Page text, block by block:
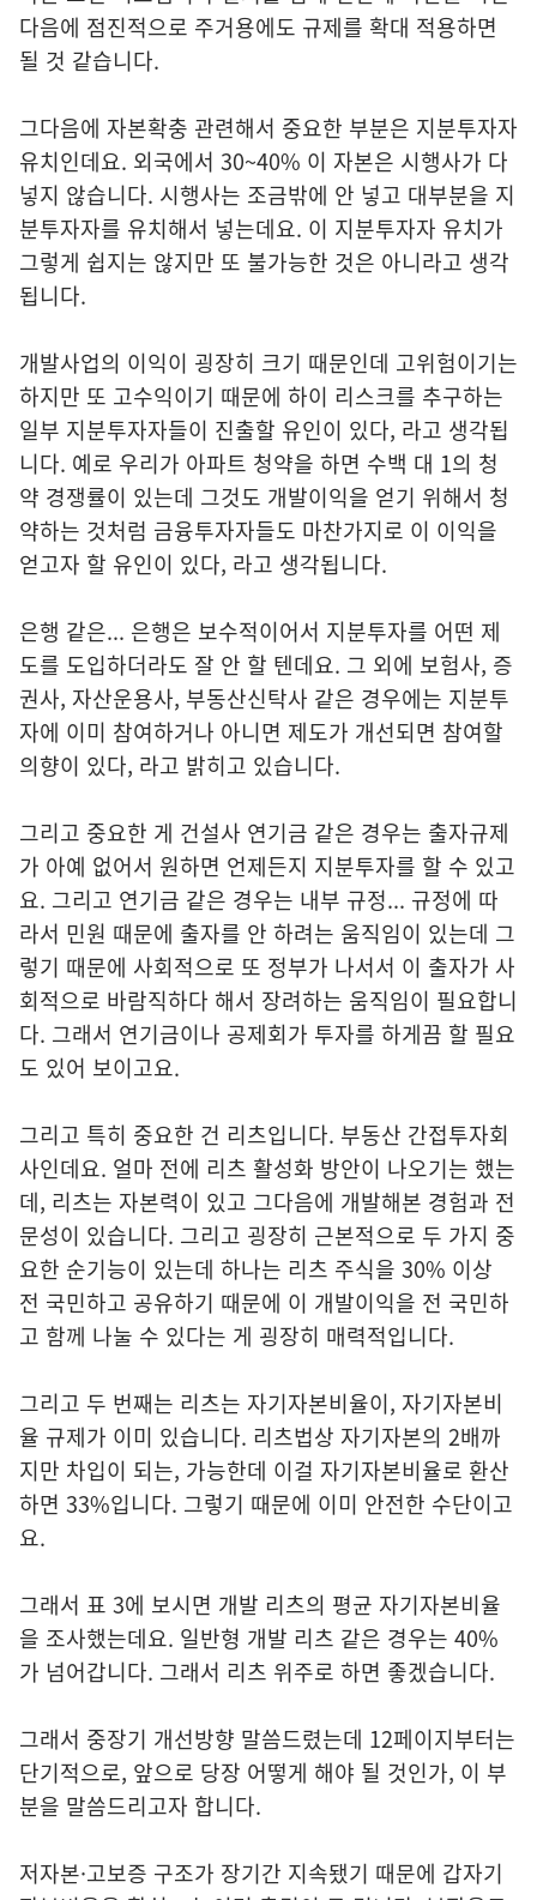
다음에 점진적으로 주거용에도 규제를 확대 적용하면
될 것 같습니다.
그다음에 자본확충 관련해서 중요한 부분은 지분투자자
유치인데요. 외국에서 30~40% 이 자본은 시행사가 다
넣지 않습니다. 시행사는 조금밖에 안 넣고 대부분을 지
분투자자를 유치해서 넣는데요. 이 지분투자자 유치가
그렇게 쉽지는 않지만 또 불가능한 것은 아니라고 생각
됩니다.
개발사업의 이익이 굉장히 크기 때문인데 고위험이기는
하지만 또 고수익이기 때문에 하이 리스크를 추구하는
일부 지분투자자들이 진출할 유인이 있다, 라고 생각됩
니다. 예로 우리가 아파트 청약을 하면 수백 대 1의 청
약 경쟁률이 있는데 그것도 개발이익을 얻기 위해서 청
약하는 것처럼 금융투자자들도 마찬가지로 이 이익을
얻고자 할 유인이 있다, 라고 생각됩니다.
은행 같은... 은행은 보수적이어서 지분투자를 어떤 제
도를 도입하더라도 잘 안 할 텐데요. 그 외에 보험사, 증
권사, 자산운용사, 부동산신탁사 같은 경우에는 지분투
자에 이미 참여하거나 아니면 제도가 개선되면 참여할
의향이 있다, 라고 밝히고 있습니다.
그리고 중요한 게 건설사 연기금 같은 경우는 출자규제
가 아예 없어서 원하면 언제든지 지분투자를 할 수 있고
요. 그리고 연기금 같은 경우는 내부 규정... 규정에 따
라서 민원 때문에 출자를 안 하려는 움직임이 있는데 그
렇기 때문에 사회적으로 또 정부가 나서서 이 출자가 사
회적으로 바람직하다 해서 장려하는 움직임이 필요합니
다. 그래서 연기금이나 공제회가 투자를 하게끔 할 필요
도 있어 보이고요.
그리고 특히 중요한 건 리츠입니다. 부동산 간접투자회
사인데요. 얼마 전에 리츠 활성화 방안이 나오기는 했는
데, 리츠는 자본력이 있고 그다음에 개발해본 경험과 전
문성이 있습니다. 그리고 굉장히 근본적으로 두 가지 중
요한 순기능이 있는데 하나는 리츠 주식을 30% 이상
전 국민하고 공유하기 때문에 이 개발이익을 전 국민하
고 함께 나눌 수 있다는 게 굉장히 매력적입니다.
그리고 두 번째는 리츠는 자기자본비율이, 자기자본비
율 규제가 이미 있습니다. 리츠법상 자기자본의 2배까
지만 차입이 되는, 가능한데 이걸 자기자본비율로 환산
하면 33%입니다. 그렇기 때문에 이미 안전한 수단이고
요.
그래서 표 3에 보시면 개발 리츠의 평균 자기자본비율
을 조사했는데요. 일반형 개발 리츠 같은 경우는 40%
가 넘어갑니다. 그래서 리츠 위주로 하면 좋겠습니다.
그래서 중장기 개선방향 말씀드렸는데 12페이지부터는
단기적으로, 앞으로 당장 어떻게 해야 될 것인가, 이 부
분을 말씀드리고자 합니다.
저자본·고보증 구조가 장기간 지속됐기 때문에 갑자기